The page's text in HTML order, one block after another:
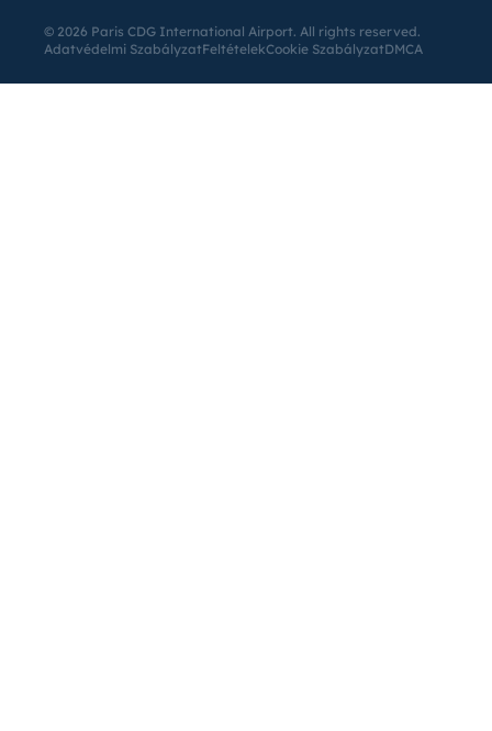
© 2026 Paris CDG International Airport. All rights reserved.
Adatvédelmi SzabályzatFeltételekCookie SzabályzatDMCA